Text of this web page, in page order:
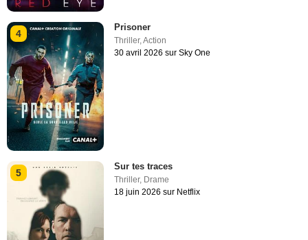
4
Prisoner
Thriller,Action
30 avril 2026 sur Sky One
5
Sur tes traces
Thriller, Drame
18 juin 2026 sur Netflix